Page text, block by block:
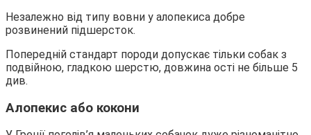
Незалежно від типу вовни у алопекиса добре
розвинений підшерсток.
Попередній стандарт породи допускає тільки собак з
подвійною, гладкою шерстю, довжина ості не більше 5
див.
Алопекис або кокони